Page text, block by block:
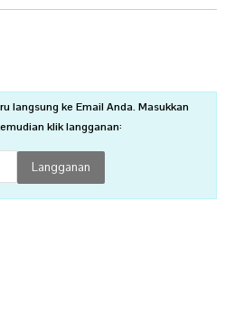
langsung ke Email Anda. Masukkan
klik langganan: